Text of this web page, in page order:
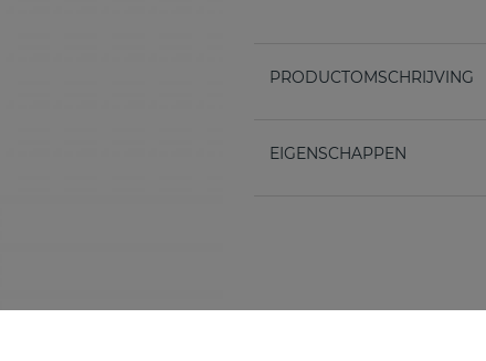
PRODUCTOMSCHRIJVING
EIGENSCHAPPEN